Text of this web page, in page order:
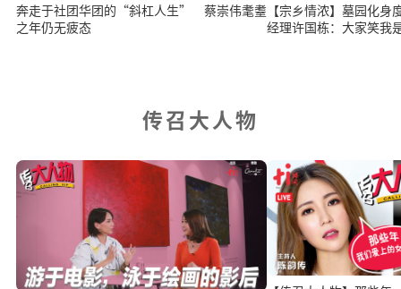
奔走于社团华团的“斜杠人生” 蔡崇伟耄耋
之年仍无疲态
【宗乡情浓】墓园化
经理许国栋：大家笑我
传召大人物